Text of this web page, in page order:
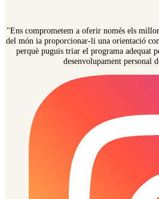
"Ens comprometem a oferir només els
del món ia proporcionar-li una orientació
perquè puguis triar el programa adequat
desenvolupament personal